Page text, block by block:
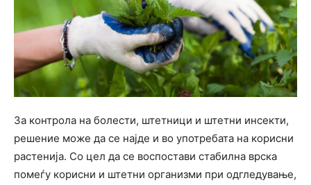
За контрола на болести, штетници и штетни инсекти,
решение може да се најде и во употребата на корисни
растенија. Со цел да се воспостави стабилна врска
помеѓу корисни и штетни организми при одгледување,